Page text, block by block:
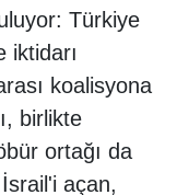
Türkiye
iktidarı
koalisyona
birlikte
ortağı da
açan,